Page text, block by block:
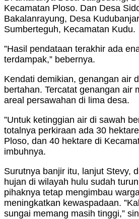
Kecamatan Ploso. Dan Desa
Bakalanrayung, Desa
Sumberteguh, Kecamatan Kudu.
”Hasil pendataan terakhir ada
terdampak,” bebernya.
Kendati demikian, genangan air
bertahan. Tercatat genangan air
areal persawahan di lima desa.
”Untuk ketinggian air di sawah
totalnya perkiraan ada 30
Ploso, dan 40 hektare di
imbuhnya.
Surutnya banjir itu, lanjut Stevy,
hujan di wilayah hulu sudah
pihaknya tetap mengimbau
meningkatkan kewaspadaan.
sungai memang masih tinggi,”